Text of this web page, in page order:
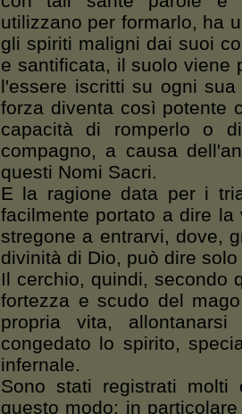
utilizzano per formarlo, ha
gli spiriti maligni dai suoi
e santificata, il suolo viene
l'essere iscritti su ogni
forza diventa così potente
capacità di romperlo o
compagno, a causa
questi Nomi Sacri.
E la ragione data per i
facilmente portato a dire
stregone a entrarvi, dove,
divinità di Dio, può dire
Il cerchio, quindi, secondo
fortezza e scudo del
propria vita,
congedato lo spirito,
infernale.
Sono stati registrati
questo modo; in particolare